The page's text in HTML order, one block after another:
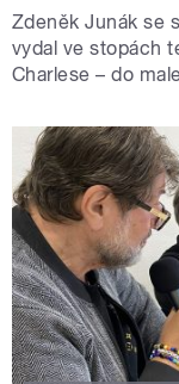
Zdeněk Junák se
vydal ve stopách
Charlese – do